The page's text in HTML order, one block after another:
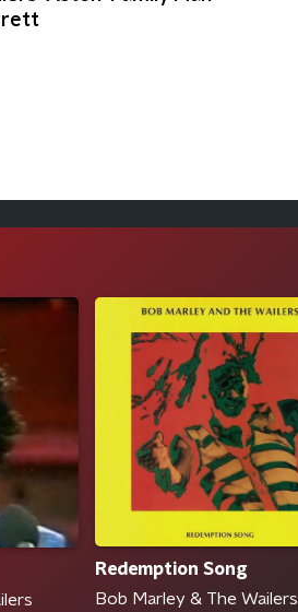
Redemption Song
Bob Marley & The Wailers